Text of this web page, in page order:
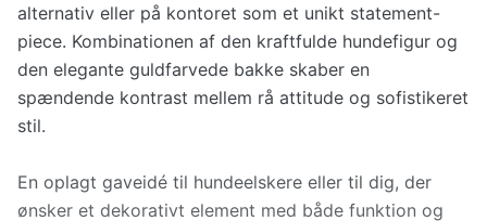
alternativ eller på kontoret som et unikt statement-
piece. Kombinationen af den kraftfulde hundefigur og
den elegante guldfarvede bakke skaber en
spændende kontrast mellem rå attitude og sofistikeret
stil.
En oplagt gaveidé til hundeelskere eller til dig, der
ønsker et dekorativt element med både funktion og